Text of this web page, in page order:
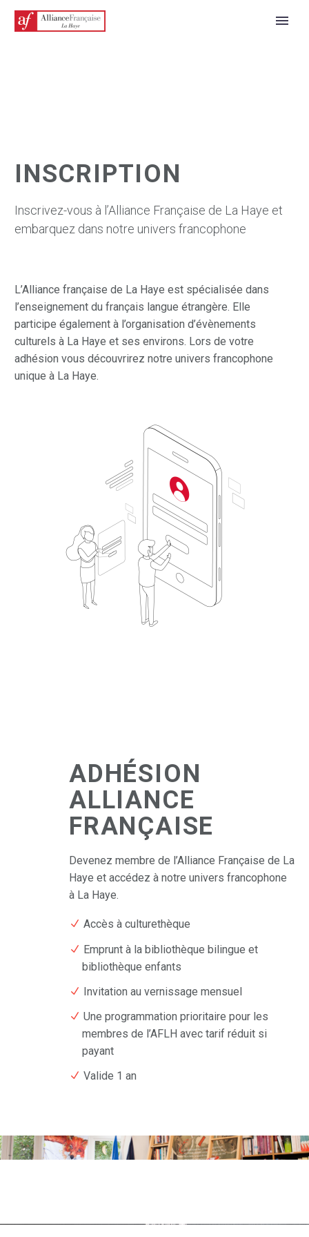
FRANÇAIS
INSCRIPTION
Inscrivez-vous à l’Alliance Française de La Haye et
embarquez dans notre univers francophone
L’Alliance française de La Haye est spécialisée dans
l’enseignement du français langue étrangère. Elle
participe également à l’organisation d’évènements
culturels à La Haye et ses environs. Lors de votre
adhésion vous découvrirez notre univers francophone
unique à La Haye.
ADHÉSION
ALLIANCE
FRANÇAISE
Devenez membre de l’Alliance Française de La
Haye et accédez à notre univers francophone
à La Haye.
Accès à culturethèque
Emprunt à la bibliothèque bilingue et
bibliothèque enfants
Invitation au vernissage mensuel
Une programmation prioritaire pour les
membres de l’AFLH avec tarif réduit si
payant
Valide 1 an